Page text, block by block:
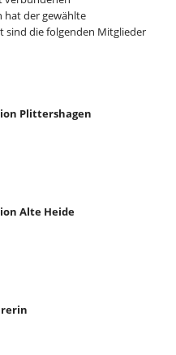
hat der gewählte
sind die folgenden Mitglieder
Plittershagen
Alte Heide